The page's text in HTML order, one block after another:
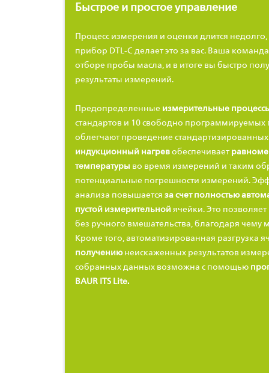
Быстрое и простое управление
Процесс измерения и оценки длится
прибор DTL-C делает это за вас. Ваша
отборе пробы масла, и в итоге вы быстро
результаты измерений.
Предопределенные измерительные
стандартов и 10 свободно программируемых
облегчают проведение стандартизированных
индукционный нагрев обеспечивает
температуры во время измерений и таким
потенциальные погрешности измерений.
анализа повышается за счет полностью
пустой измерительной ячейки. Это
без ручного вмешательства, благодаря
Кроме того, автоматизированная разгрузка
получению неискаженных результатов
собранных данных возможна с помощью
BAUR ITS Lite.